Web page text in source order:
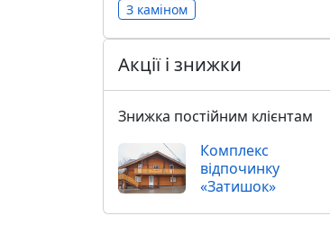
З каміном
Акції і знижки
Знижка постійним клієнтам
Комплекс
відпочинку
«Затишок»